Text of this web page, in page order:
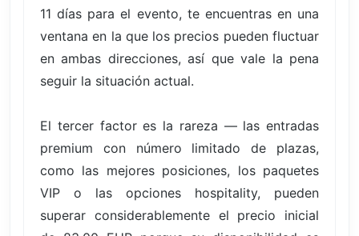
11 días para el evento, te encuentras en una
ventana en la que los precios pueden fluctuar
en ambas direcciones, así que vale la pena
seguir la situación actual.
El tercer factor es la rareza — las entradas
premium con número limitado de plazas,
como las mejores posiciones, los paquetes
VIP o las opciones hospitality, pueden
superar considerablemente el precio inicial